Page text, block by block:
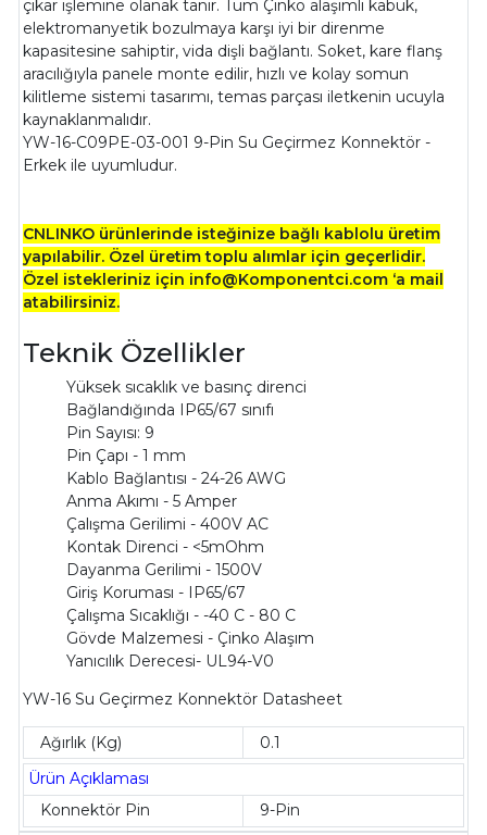
çıkar işlemine olanak tanır. Tüm Çinko alaşımlı kabuk,
elektromanyetik bozulmaya karşı iyi bir direnme
kapasitesine sahiptir, vida dişli bağlantı. Soket, kare flanş
aracılığıyla panele monte edilir, hızlı ve kolay somun
kilitleme sistemi tasarımı, temas parçası iletkenin ucuyla
kaynaklanmalıdır.
YW-16-C09PE-03-001 9-Pin Su Geçirmez Konnektör -
Erkek ile uyumludur.
CNLINKO ürünlerinde isteğinize bağlı kablolu üretim
yapılabilir. Özel üretim toplu alımlar için geçerlidir.
Özel istekleriniz için info@Komponentci.com ‘a mail
atabilirsiniz.
Teknik Özellikler
Yüksek sıcaklık ve basınç direnci
Bağlandığında IP65/67 sınıfı
Pin Sayısı: 9
Pin Çapı - 1 mm
Kablo Bağlantısı - 24-26 AWG
Anma Akımı - 5 Amper
Çalışma Gerilimi - 400V AC
Kontak Direnci - <5mOhm
Dayanma Gerilimi - 1500V
Giriş Koruması - IP65/67
Çalışma Sıcaklığı - -40 C - 80 C
Gövde Malzemesi - Çinko Alaşım
Yanıcılık Derecesi- UL94-V0
YW-16 Su Geçirmez Konnektör Datasheet
Ağırlık (Kg)
0.1
Ürün Açıklaması
Konnektör Pin
9-Pin